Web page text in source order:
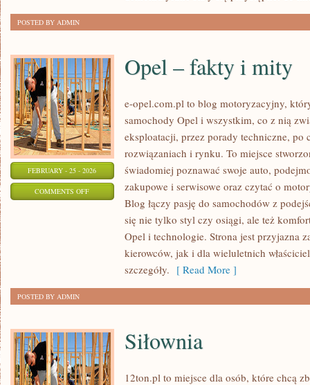
POSTED BY ADMIN
FEBRUARY - 25 - 2026
COMMENTS OFFON
Opel – fakty i mity
e-opel.com.pl to blog motoryzacyjny,
samochody Opel i wszystkim, co z nią
eksploatacji, przez porady techniczne, po
rozwiązaniach i rynku. To miejsce
świadomiej poznawać swoje auto,
zakupowe i serwisowe oraz czytać o
Blog łączy pasję do samochodów z
się nie tylko styl czy osiągi, ale też
Opel i technologie. Strona jest przyjazna
kierowców, jak i dla wieluletnich
szczegóły. [ Read More ]
POSTED BY ADMIN
Siłownia
12ton.pl to miejsce dla osób, które chcą